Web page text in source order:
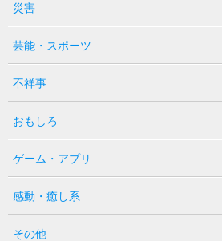
災害
芸能・スポーツ
不祥事
おもしろ
ゲーム・アプリ
感動・癒し系
その他